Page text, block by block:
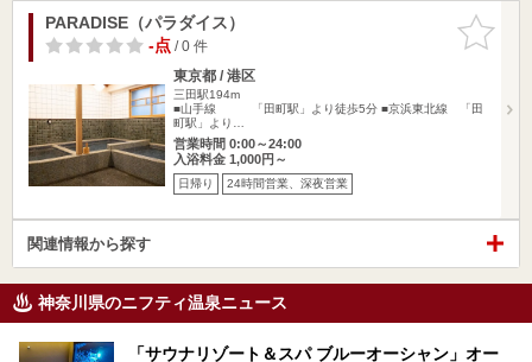
お気に入
りに追加
PARADISE（パラダイス）
-点/ 0 件
東京都 / 港区
三田駅194m
■山手線 「田町駅」より徒歩5分 ■京浜東北線 「田
町駅」より…
営業時間 0:00～24:00
入浴料金 1,000円～
日帰り 24時間営業、深夜営業
関連情報から探す
神奈川県のニフティ温泉ニュース
「サウナリゾート＆スパ ブルーオーシャン」オー